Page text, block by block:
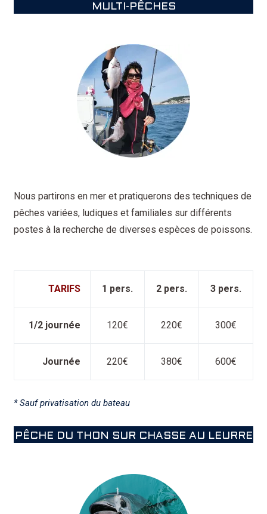
MULTI-PÊCHES
Nous partirons en mer et pratiquerons des techniques de
pêches variées, ludiques et familiales sur différents
postes à la recherche de diverses espèces de poissons.
TARIFS 1 pers. 2 pers. 3 pers.
1/2 journée 120€ 220€ 300€
Journée 220€ 380€ 600€
* Sauf privatisation du bateau
PÊCHE DU THON SUR CHASSE AU LEURRE